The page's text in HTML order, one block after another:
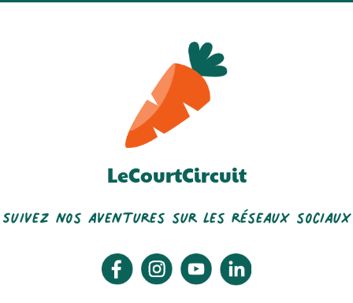
LeCourtCircuit
Suivez nos aventures sur les réseaux sociaux